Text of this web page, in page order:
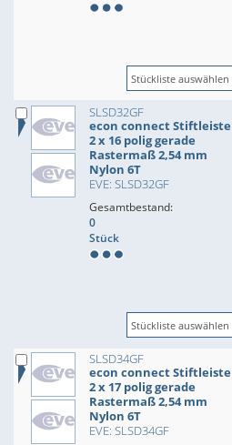
SLSD32GF
econ connect Stiftleiste
2 x 16 polig gerade
Rastermaß 2,54 mm
Nylon 6T
EVE: SLSD32GF
Gesamtbestand:
0
Stück
SLSD34GF
econ connect Stiftleiste
2 x 17 polig gerade
Rastermaß 2,54 mm
Nylon 6T
EVE: SLSD34GF